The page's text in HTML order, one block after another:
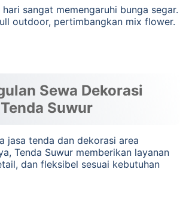
sangat memengaruhi bunga segar.
outdoor, pertimbangkan mix flower.
Sewa Dekorasi
Suwur
jasa tenda dan dekorasi area
Tenda Suwur memberikan layanan
dan fleksibel sesuai kebutuhan